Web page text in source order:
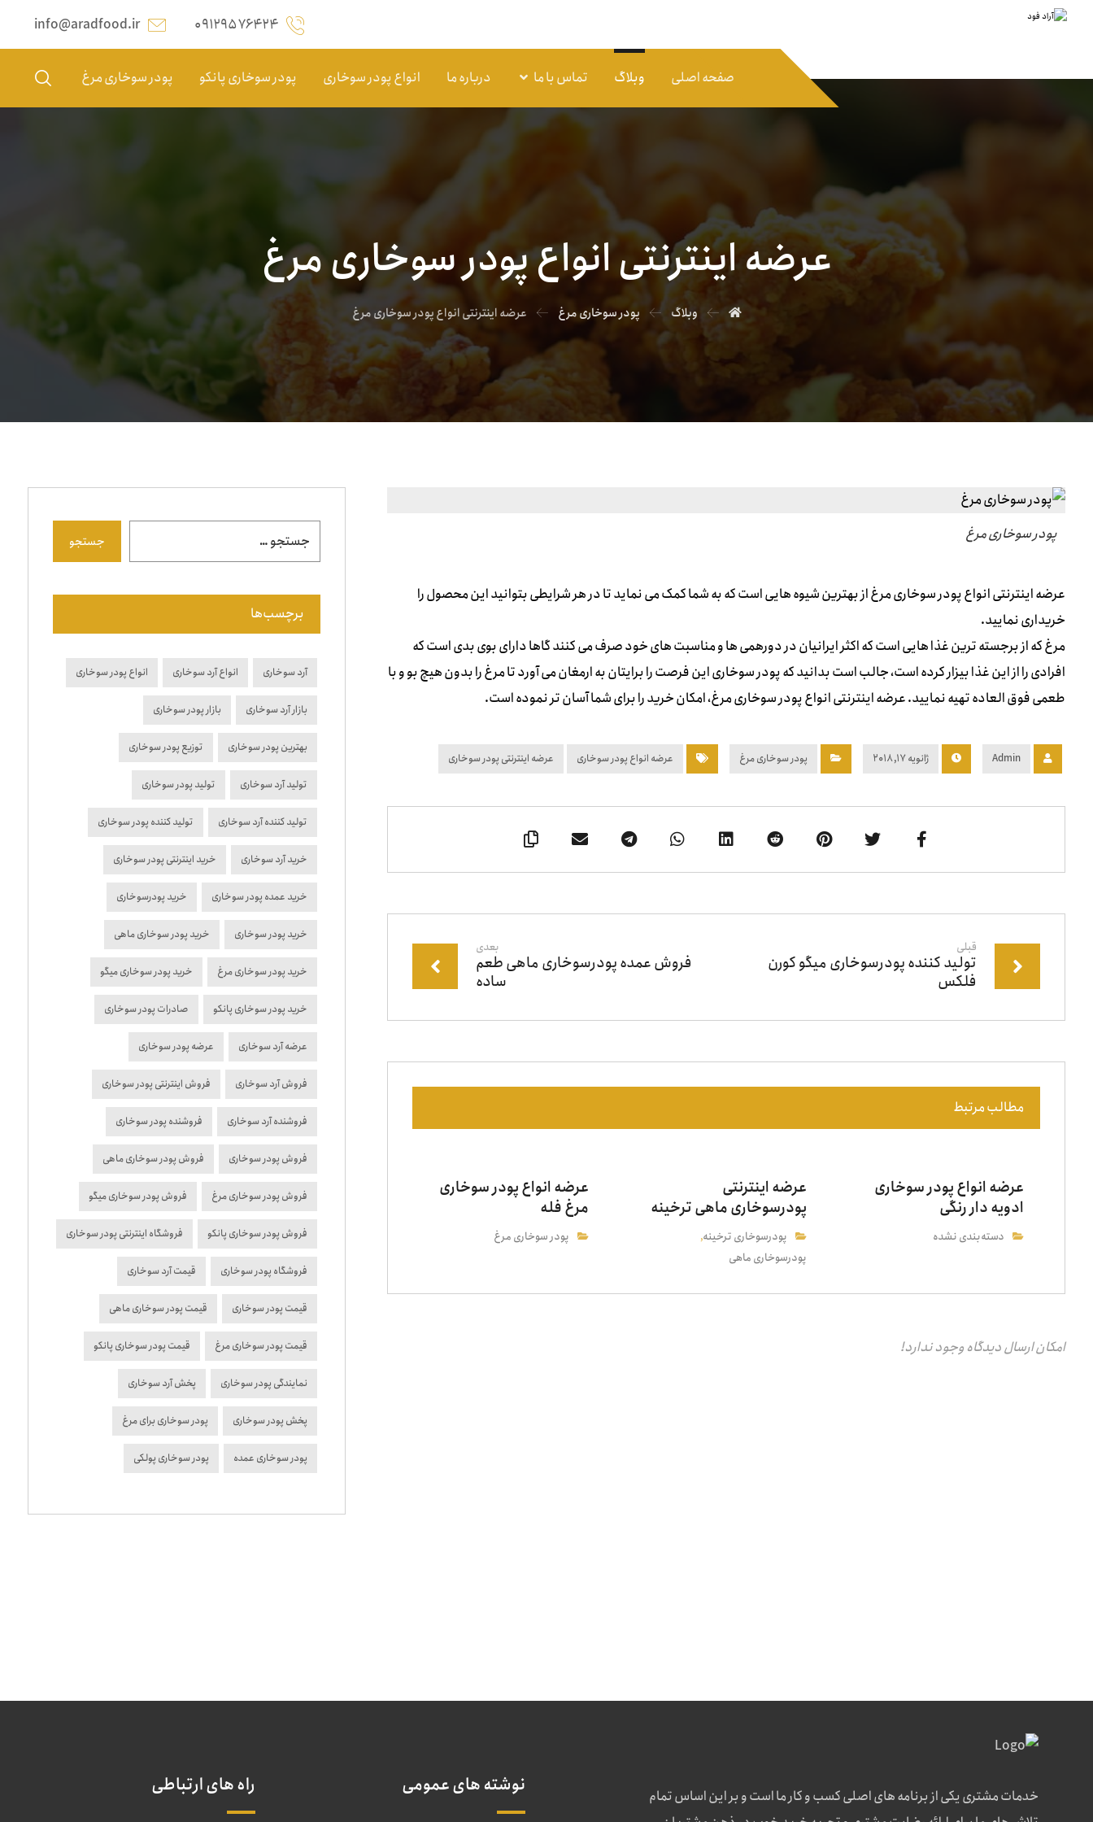
info@aradfood.ir ۰۹۱۲۹۵۷۶۴۲۴
صفحه اصلی وبلاگ تماس با ما درباره ما انواع پودر سوخاری پودر سوخاری پانکو پودر سوخاری مرغ
عرضه اینترنتی انواع پودر سوخاری مرغ
وبلاگ پودر سوخاری مرغ عرضه اینترنتی انواع پودر سوخاری مرغ
پودر سوخاری مرغ
عرضه اینترنتی انواع پودر سوخاری مرغ از بهترین شیوه هایی است که به شما کمک می نماید تا در هر شرایطی بتوانید این محصول را
خریداری نمایید.
مرغ که از برجسته ترین غذا هایی است که اکثر ایرانیان در دورهمی ها و مناسبت های خود صرف می کنند گاها دارای بوی بدی است که
افرادی را از این غذا بیزار کرده است، جالب است بدانید که پودر سوخاری این فرصت را برایتان به ارمغان می آورد تا مرغ را بدون هیچ بو و با
طعمی فوق العاده تهیه نمایید. عرضه اینترنتی انواع پودر سوخاری مرغ، امکان خرید را برای شما آسان تر نموده است.
Admin ژانویه ۱۷, ۲۰۱۸ پودر سوخاری مرغ عرضه انواع پودر سوخاری عرضه اینترنتی پودر سوخاری
قبلی
تولید کننده پودرسوخاری میگو کورن
فلکس
بعدی
فروش عمده پودرسوخاری ماهی طعم
ساده
مطالب مرتبط
عرضه انواع پودر سوخاری
ادویه دار رنگی
دسته‌بندی نشده
عرضه اینترنتی
پودرسوخاری ماهی ترخینه
پودرسوخاری ترخینه,
پودرسوخاری ماهی
عرضه انواع پودر سوخاری
مرغ فله
پودر سوخاری مرغ
امکان ارسال دیدگاه وجود ندارد!
جستجو
برچسب‌ها
آرد سوخاری انواع آرد سوخاری انواع پودر سوخاری
بازار آرد سوخاری بازار پودر سوخاری
بهترین پودر سوخاری توزیع پودر سوخاری
تولید آرد سوخاری تولید پودر سوخاری
تولید کننده آرد سوخاری تولید کننده پودر سوخاری
خرید آرد سوخاری خرید اینترنتی پودر سوخاری
خرید عمده پودر سوخاری خرید پودرسوخاری
خرید پودر سوخاری خرید پودر سوخاری ماهی
خرید پودر سوخاری مرغ خرید پودر سوخاری میگو
خرید پودر سوخاری پانکو صادرات پودر سوخاری
عرضه آرد سوخاری عرضه پودر سوخاری
فروش آرد سوخاری فروش اینترنتی پودر سوخاری
فروشنده آرد سوخاری فروشنده پودر سوخاری
فروش پودر سوخاری فروش پودر سوخاری ماهی
فروش پودر سوخاری مرغ فروش پودر سوخاری میگو
فروش پودر سوخاری پانکو فروشگاه اینترنتی پودر سوخاری
فروشگاه پودر سوخاری قیمت آرد سوخاری
قیمت پودر سوخاری قیمت پودر سوخاری ماهی
قیمت پودر سوخاری مرغ قیمت پودر سوخاری پانکو
نمایندگی پودر سوخاری پخش آرد سوخاری
پخش پودر سوخاری پودر سوخاری برای مرغ
پودر سوخاری عمده پودر سوخاری پولکی
خدمات مشتری یکی از برنامه های اصلی کسب و کار ما است و بر این اساس تمام
نوشته های عمومی راه های ارتباطی